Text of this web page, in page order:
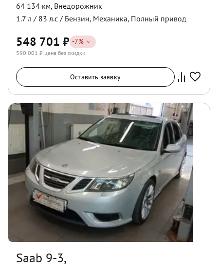
64 134 км, Внедорожник
1.7 л / 83 л.с / Бензин, Механика, Полный привод
548 701 ₽ -7%
590 001 ₽ цена без скидки
Оставить заявку
Saab 9-3,